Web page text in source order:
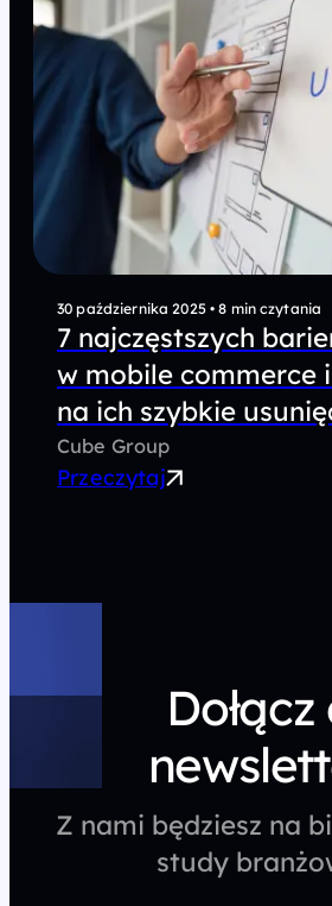
30 października 2025 • 8 min czytania
7 najczęstszych
w mobile commerce
na ich szybkie
Cube Group
Przeczytaj
Z nami będziesz na
study